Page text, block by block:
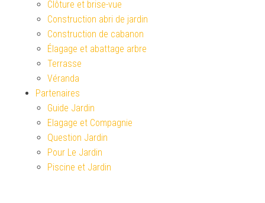
Clôture et brise-vue
Construction abri de jardin
Construction de cabanon
Élagage et abattage arbre
Terrasse
Véranda
Partenaires
Guide Jardin
Elagage et Compagnie
Question Jardin
Pour Le Jardin
Piscine et Jardin